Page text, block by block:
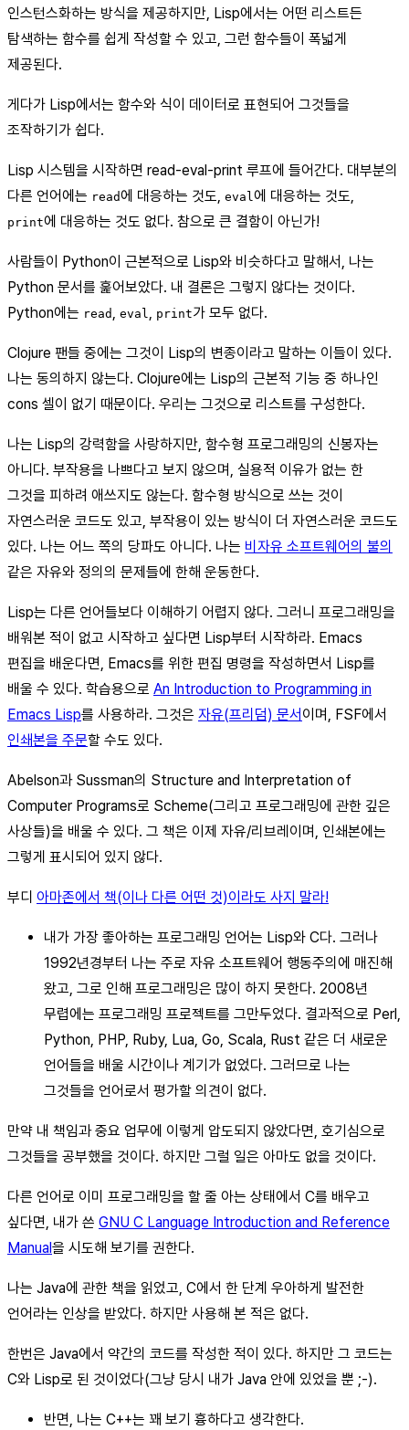
인스턴스화하는 방식을 제공하지만, Lisp에서는 어떤 리스트든
탐색하는 함수를 쉽게 작성할 수 있고, 그런 함수들이 폭넓게
제공된다.
게다가 Lisp에서는 함수와 식이 데이터로 표현되어 그것들을
조작하기가 쉽다.
Lisp 시스템을 시작하면 read-eval-print 루프에 들어간다. 대부분의
다른 언어에는 read에 대응하는 것도, eval에 대응하는 것도,
print에 대응하는 것도 없다. 참으로 큰 결함이 아닌가!
사람들이 Python이 근본적으로 Lisp와 비슷하다고 말해서, 나는
Python 문서를 훑어보았다. 내 결론은 그렇지 않다는 것이다.
Python에는 read , eval, print가 모두 없다.
Clojure 팬들 중에는 그것이 Lisp의 변종이라고 말하는 이들이 있다.
나는 동의하지 않는다. Clojure에는 Lisp의 근본적 기능 중 하나인
cons 셀이 없기 때문이다. 우리는 그것으로 리스트를 구성한다.
나는 Lisp의 강력함을 사랑하지만, 함수형 프로그래밍의 신봉자는
아니다. 부작용을 나쁘다고 보지 않으며, 실용적 이유가 없는 한
그것을 피하려 애쓰지도 않는다. 함수형 방식으로 쓰는 것이
자연스러운 코드도 있고, 부작용이 있는 방식이 더 자연스러운 코드도
있다. 나는 어느 쪽의 당파도 아니다. 나는 비자유 소프트웨어의 불의
같은 자유와 정의의 문제들에 한해 운동한다.
Lisp는 다른 언어들보다 이해하기 어렵지 않다. 그러니 프로그래밍을
배워본 적이 없고 시작하고 싶다면 Lisp부터 시작하라. Emacs
편집을 배운다면, Emacs를 위한 편집 명령을 작성하면서 Lisp를
배울 수 있다. 학습용으로 An Introduction to Programming in
Emacs Lisp를 사용하라. 그것은 자유(프리덤) 문서 이며, FSF에서
인쇄본을 주문할 수도 있다.
Abelson과 Sussman의 Structure and Interpretation of
Computer Programs로 Scheme(그리고 프로그래밍에 관한 깊은
사상들)을 배울 수 있다. 그 책은 이제 자유/리브레이며, 인쇄본에는
그렇게 표시되어 있지 않다.
부디 아마존에서 책(이나 다른 어떤 것)이라도 사지 말라!
내가 가장 좋아하는 프로그래밍 언어는 Lisp와 C다. 그러나
1992년경부터 나는 주로 자유 소프트웨어 행동주의에 매진해
왔고, 그로 인해 프로그래밍은 많이 하지 못한다. 2008년
무렵에는 프로그래밍 프로젝트를 그만두었다. 결과적으로 Perl,
Python, PHP, Ruby, Lua, Go, Scala, Rust 같은 더 새로운
언어들을 배울 시간이나 계기가 없었다. 그러므로 나는
그것들을 언어로서 평가할 의견이 없다.
만약 내 책임과 중요 업무에 이렇게 압도되지 않았다면, 호기심으로
그것들을 공부했을 것이다. 하지만 그럴 일은 아마도 없을 것이다.
다른 언어로 이미 프로그래밍을 할 줄 아는 상태에서 C를 배우고
싶다면, 내가 쓴 GNU C Language Introduction and Reference
Manual 을 시도해 보기를 권한다.
나는 Java에 관한 책을 읽었고, C에서 한 단계 우아하게 발전한
언어라는 인상을 받았다. 하지만 사용해 본 적은 없다.
한번은 Java에서 약간의 코드를 작성한 적이 있다. 하지만 그 코드는
C와 Lisp로 된 것이었다(그냥 당시 내가 Java 안에 있었을 뿐 ;-).
반면, 나는 C++는 꽤 보기 흉하다고 생각한다.